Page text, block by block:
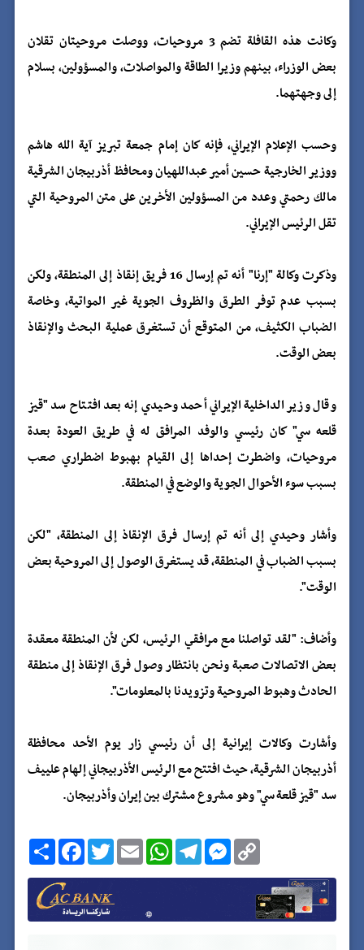
وكانت هذه القافلة تضم 3 مروحيات، ووصلت مروحيتان تقلان
بعض الوزراء، بينهم وزيرا الطاقة والمواصلات، والمسؤولين، بسلام
إلى وجهتهما.
وحسب الإعلام الإيراني، فإنه كان إمام جمعة تبريز آية الله هاشم
ووزير الخارجية حسين أمير عبداللهيان ومحافظ أذربيجان الشرقية
مالك رحمتي وعدد من المسؤولين الأخرين على متن المروحية التي
تقل الرئيس الإيراني.
وذكرت وكالة "إرنا" أنه تم إرسال 16 فريق إنقاذ إلى المنطقة، ولكن
بسبب عدم توفر الطرق والظروف الجوية غير المواتية، وخاصة
الضباب الكثيف، من المتوقع أن تستغرق عملية البحث والإنقاذ
بعض الوقت.
وقال وزير الداخلية الإيراني أحمد وحيدي إنه بعد افتتاح سد "قيز
قلعه سي" كان رئيسي والوفد المرافق له في طريق العودة بعدة
مروحيات، واضطرت إحداها إلى القيام بهبوط اضطراري صعب
بسبب سوء الأحوال الجوية والوضع في المنطقة.
وأشار وحيدي إلى أنه تم إرسال فرق الإنقاذ إلى المنطقة، "لكن
بسبب الضباب في المنطقة، قد يستغرق الوصول إلى المروحية بعض
الوقت".
وأضاف: "لقد تواصلنا مع مرافقي الرئيس، لكن لأن المنطقة معقدة
بعض الاتصالات صعبة ونحن بانتظار وصول فرق الإنقاذ إلى منطقة
الحادث وهبوط المروحية وتزويدنا بالمعلومات".
وأشارت وكالات إيرانية إلى أن رئيسي زار يوم الأحد محافظة
أذربيجان الشرقية، حيث افتتح مع الرئيس الأذربيجاني إلهام علييف
سد "قيز قلعة سي" وهو مشروع مشترك بين إيران وأذربيجان.
ا
ن
ش
ر
F
a
c
e
b
o
o
T
w
i
t
t
e
r
E
m
a
i
W
h
a
t
p
T
e
l
e
a
M
e
s
s
g
C
o
p
y
L
i
n